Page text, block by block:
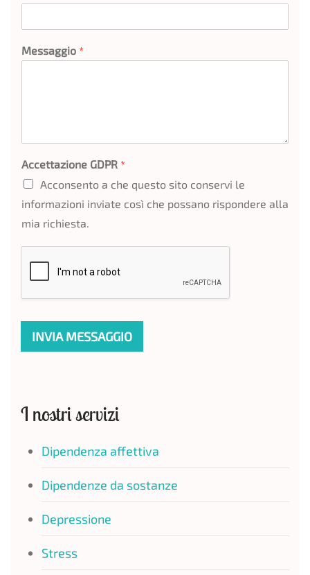
Messaggio *
Accettazione GDPR *
Acconsento a che questo sito conservi le
informazioni inviate così che possano rispondere alla
mia richiesta.
INVIA MESSAGGIO
I nostri servizi
Dipendenza affettiva
Dipendenze da sostanze
Depressione
Stress